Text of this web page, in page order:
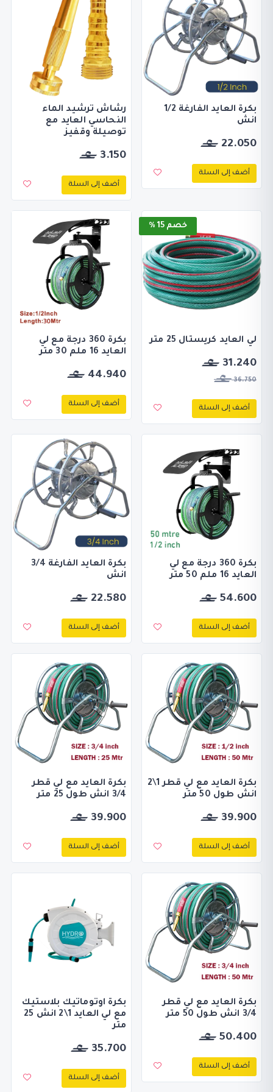
بكرة العايد الفارغة 1/2
انش
22.050
أضف إلى السلة
رشاش ترشيد الماء
النحاسي العايد مع
توصيلة وقفيز
3.150
أضف إلى السلة
خصم 15 %
لي العايد كريستال 25 متر
31.240
36.750
أضف إلى السلة
بكرة 360 درجة مع لي
العايد 16 ملم 30 متر
44.940
أضف إلى السلة
بكرة 360 درجة مع لي
العايد 16 ملم 50 متر
54.600
أضف إلى السلة
بكرة العايد الفارغة 3/4
انش
22.580
أضف إلى السلة
بكرة العايد مع لي قطر 1\2
انش طول 50 متر
39.900
أضف إلى السلة
بكرة العايد مع لي قطر
3/4 انش طول 25 متر
39.900
أضف إلى السلة
بكرة العايد مع لي قطر
3/4 انش طول 50 متر
50.400
أضف إلى السلة
بكرة اوتوماتيك بلاستيك
مع لي العايد 1\2 انش 25
متر
35.700
أضف إلى السلة